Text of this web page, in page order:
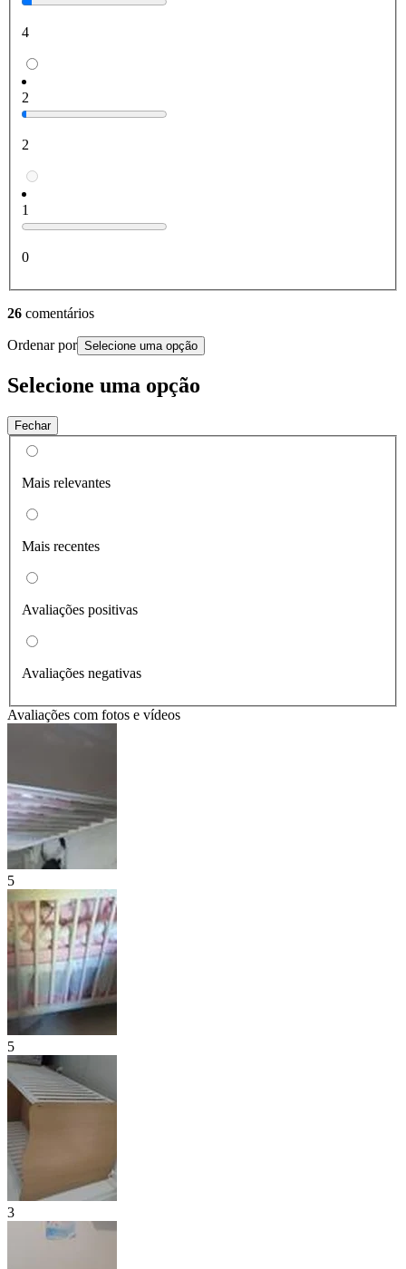
4
2
2
1
0
26 comentários
Ordenar por Selecione uma opção
Selecione uma opção
Fechar
Mais relevantes
Mais recentes
Avaliações positivas
Avaliações negativas
Avaliações com fotos e vídeos
5
5
3